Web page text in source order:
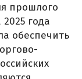
прошлого
года
обеспечить